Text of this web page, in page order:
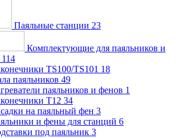
Паяльные станции 23
Комплектующие для паяльников и
114
TS100/TS101 18
паяльников 49
паяльников и фенов 1
T12 34
на паяльный фен 3
и фены для станций 6
под паяльник 3